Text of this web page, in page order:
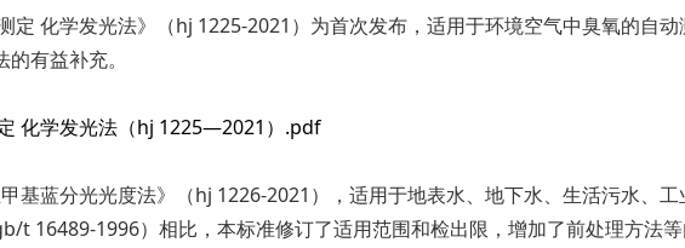
定 化学发光法》（hj 1225-2021）为首次发布，适用于环境空气中臭氧的自
有益补充。
化学发光法（hj 1225—2021）.pdf
甲基蓝分光光度法》（hj 1226-2021），适用于地表水、地下水、生活污水、
t 16489-1996）相比，本标准修订了适用范围和检出限，增加了前处理方法